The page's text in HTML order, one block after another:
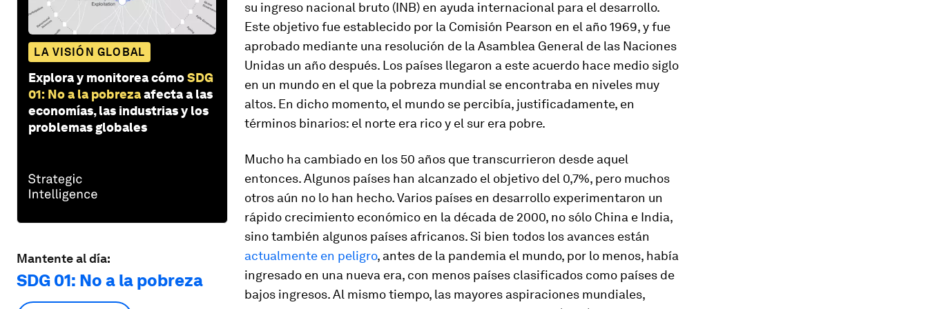
LA VISIÓN GLOBAL
Explora y monitorea cómoSDG
01: No a la pobrezaafecta a las
economías, las industrias y los
problemas globales
Mantente al día:
SDG 01: No a la pobreza
su ingreso nacional bruto (INB) en ayuda internacional para el desarrollo.
Este objetivo fue establecido por la Comisión Pearson en el año 1969, y fue
aprobado mediante una resolución de la Asamblea General de las Naciones
Unidas un año después. Los países llegaron a este acuerdo hace medio siglo
en un mundo en el que la pobreza mundial se encontraba en niveles muy
altos. En dicho momento, el mundo se percibía, justificadamente, en
términos binarios: el norte era rico y el sur era pobre.
Mucho ha cambiado en los 50 años que transcurrieron desde aquel
entonces. Algunos países han alcanzado el objetivo del 0,7%, pero muchos
otros aún no lo han hecho. Varios países en desarrollo experimentaron un
rápido crecimiento económico en la década de 2000, no sólo China e India,
sino también algunos países africanos. Si bien todos los avances están
actualmente en peligro, antes de la pandemia el mundo, por lo menos, había
ingresado en una nueva era, con menos países clasificados como países de
bajos ingresos. Al mismo tiempo, las mayores aspiraciones mundiales,